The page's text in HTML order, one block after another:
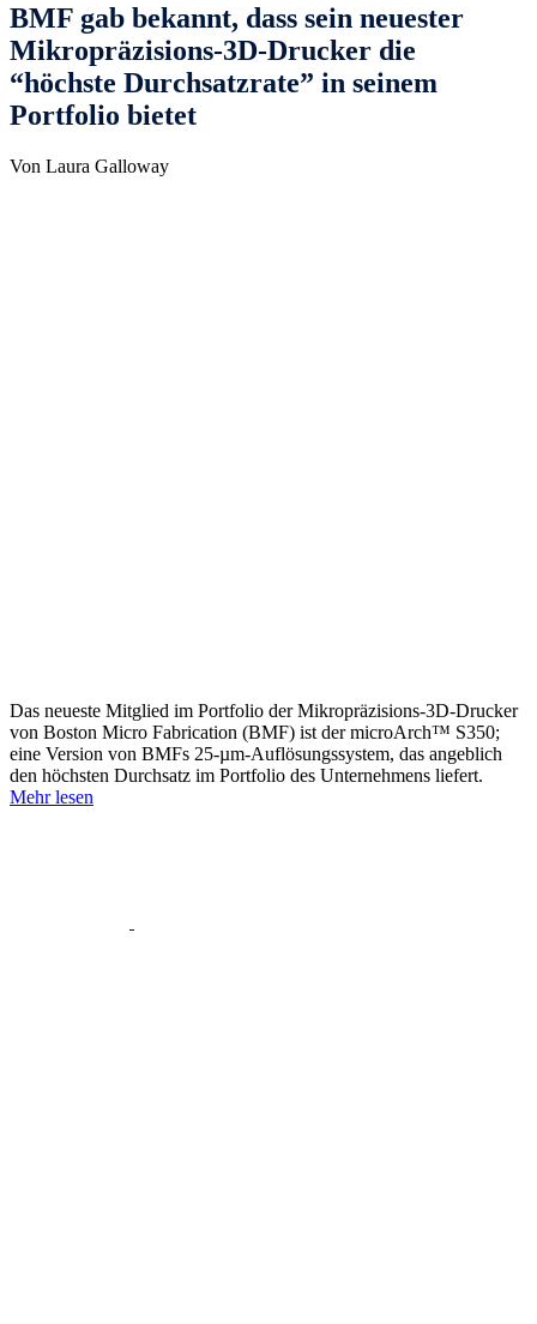
BMF gab bekannt, dass sein neuester
Mikropräzisions-3D-Drucker die
“höchste Durchsatzrate” in seinem
Portfolio bietet
Von Laura Galloway
Das neueste Mitglied im Portfolio der Mikropräzisions-3D-Drucker
von Boston Micro Fabrication (BMF) ist der microArch™ S350;
eine Version von BMFs 25-µm-Auflösungssystem, das angeblich
den höchsten Durchsatz im Portfolio des Unternehmens liefert.
Mehr lesen